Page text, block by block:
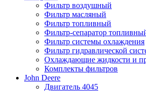
Фильтр воздушный
Фильтр масляный
Фильтр топливный
Фильтр-сепаратор
Фильтр системы охлаждения
Фильтр гидравлической
Охлаждающие жидкости и
Комплекты фильтров
John Deere
Двигатель 4045